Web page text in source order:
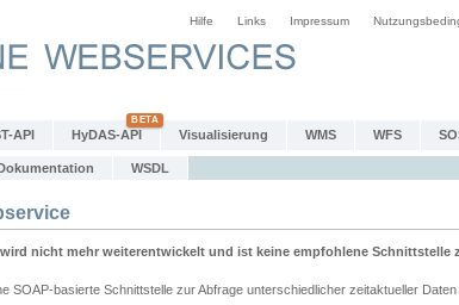
Hilfe Links Impressum
API HyDAS-API Visualisierung WMS WFS
WSDL
wird nicht mehr weiterentwickelt und ist keine empfohlene Schnittstelle
SOAP-basierte Schnittstelle zur Abfrage unterschiedlicher zeitaktueller